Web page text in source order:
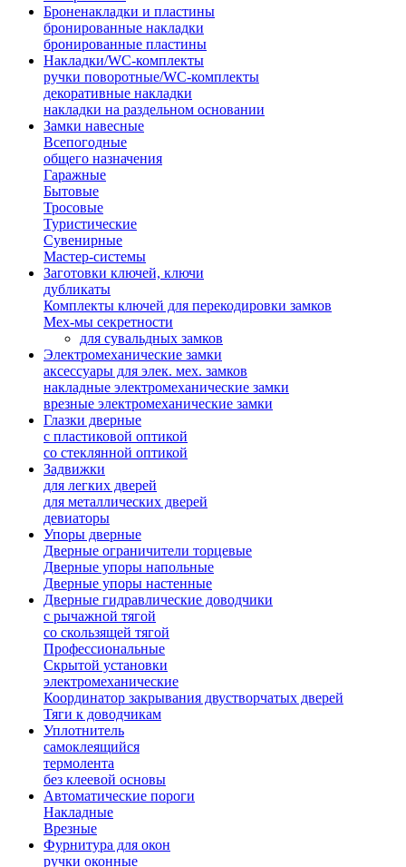
Броненакладки и пластины
бронированные накладки
бронированные пластины
Накладки/WC-комплекты
ручки поворотные/WC-комплекты
декоративные накладки
накладки на раздельном основании
Замки навесные
Всепогодные
общего назначения
Гаражные
Бытовые
Тросовые
Туристические
Сувенирные
Мастер-системы
Заготовки ключей, ключи
дубликаты
Комплекты ключей для перекодировки замков
Мех-мы секретности
для сувальдных замков
Электромеханические замки
аксессуары для элек. мех. замков
накладные электромеханические замки
врезные электромеханические замки
Глазки дверные
с пластиковой оптикой
со стеклянной оптикой
Задвижки
для легких дверей
для металлических дверей
девиаторы
Упоры дверные
Дверные ограничители торцевые
Дверные упоры напольные
Дверные упоры настенные
Дверные гидравлические доводчики
с рычажной тягой
со скользящей тягой
Профессиональные
Скрытой установки
электромеханические
Координатор закрывания двустворчатых дверей
Тяги к доводчикам
Уплотнитель
самоклеящийся
термолента
без клеевой основы
Автоматические пороги
Накладные
Врезные
Фурнитура для окон
ручки оконные